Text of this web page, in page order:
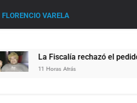
FLORENCIO VARELA
La Fiscalía rechazó el pedido para
11 Horas Atrás